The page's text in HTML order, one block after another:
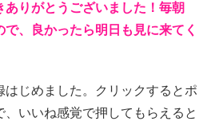
りがとうございました！毎朝
、良かったら明日も見に来てく
はじめました。クリックするとポ
いいね感覚で押してもらえると